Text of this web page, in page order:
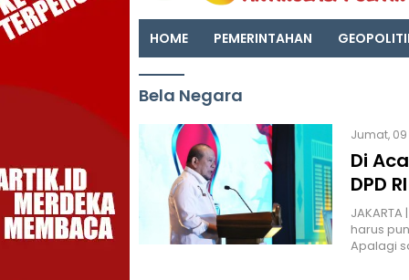
HOME PEMERINTAHAN
Bela Negara
Jumat, 09
Di
DPD
harus
Apalagi